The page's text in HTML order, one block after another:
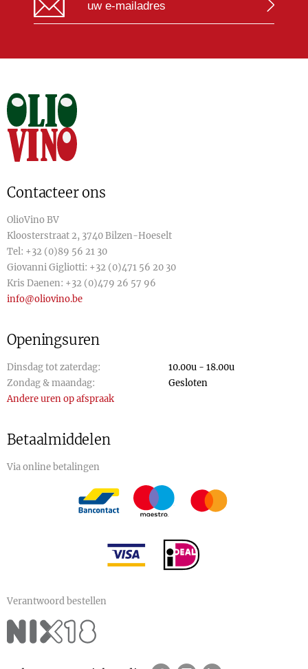
Contacteer ons
OlioVino BV
Kloosterstraat 2, 3740 Bilzen-Hoeselt
Tel: +32 (0)89 56 21 30
Giovanni Gigliotti: +32 (0)471 56 20 30
Kris Daenen: +32 (0)479 26 57 96
info@oliovino.be
Openingsuren
Dinsdag tot zaterdag:
10.00u - 18.00u
Zondag & maandag:
Gesloten
Andere uren op afspraak
Betaalmiddelen
Via online betalingen
Verantwoord bestellen